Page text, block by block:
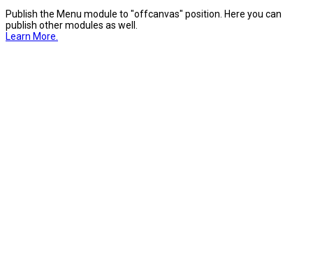
Publish the Menu module to "offcanvas" position. Here you can
publish other modules as well.
Learn More.